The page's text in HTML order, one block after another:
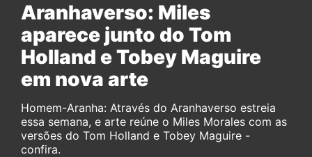
Aranhaverso: Miles
aparece junto do Tom
Holland e Tobey Maguire
em nova arte
Homem-Aranha: Através do Aranhaverso estreia
essa semana, e arte reúne o Miles Morales com as
versões do Tom Holland e Tobey Maguire -
confira.